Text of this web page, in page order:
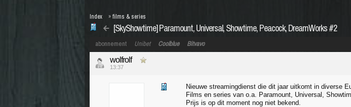
[SkyShowtime] Paramount, Universal, Showtime, Peacock, DreamWorks #2
Index »films & series
abonnement Unibet Coolblue Bitvavo
wolfrolf
13:37
Nieuwe streamingdienst die dit jaar uitkomt in diverse
Films en series van o.a. Paramount, Universal,
Prijs is op dit moment nog niet bekend.